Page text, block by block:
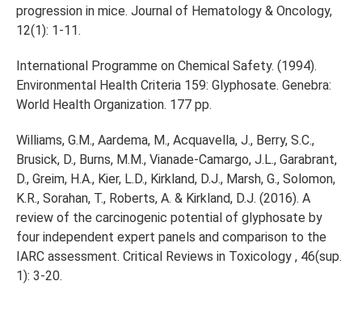
progression in mice. Journal of Hematology & Oncology,
12(1): 1-11.
International Programme on Chemical Safety. (1994).
Environmental Health Criteria 159: Glyphosate. Genebra:
World Health Organization. 177 pp.
Williams, G.M., Aardema, M., Acquavella, J., Berry, S.C.,
Brusick, D., Burns, M.M., Vianade-Camargo, J.L., Garabrant,
D., Greim, H.A., Kier, L.D., Kirkland, D.J., Marsh, G., Solomon,
K.R., Sorahan, T., Roberts, A. & Kirkland, D.J. (2016). A
review of the carcinogenic potential of glyphosate by
four independent expert panels and comparison to the
IARC assessment. Critical Reviews in Toxicology , 46(sup.
1): 3-20.